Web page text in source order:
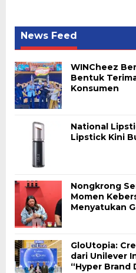
News Feed
WINCheez
Bentuk
Konsumen
National
Lipstick Kini
Nongkrong
Momen
Menyatukan
GloUtopia:
dari Unilever
“Hyper Brand